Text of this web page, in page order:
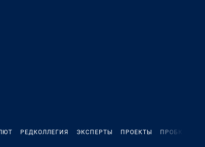
РЕДКОЛЛЕГИЯ ЭКСПЕРТЫ ПРОЕКТЫ ПРОБКИ